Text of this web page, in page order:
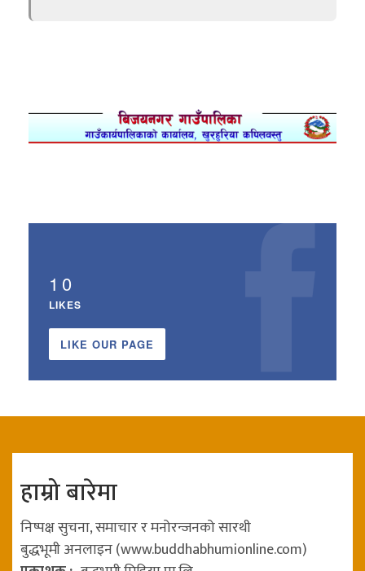
10
LIKES
LIKE OUR PAGE
हाम्रो बारेमा
निष्पक्ष सुचना, समाचार र मनोरन्जनको सारथी
बुद्धभूमी अनलाइन (www.buddhabhumionline.com)